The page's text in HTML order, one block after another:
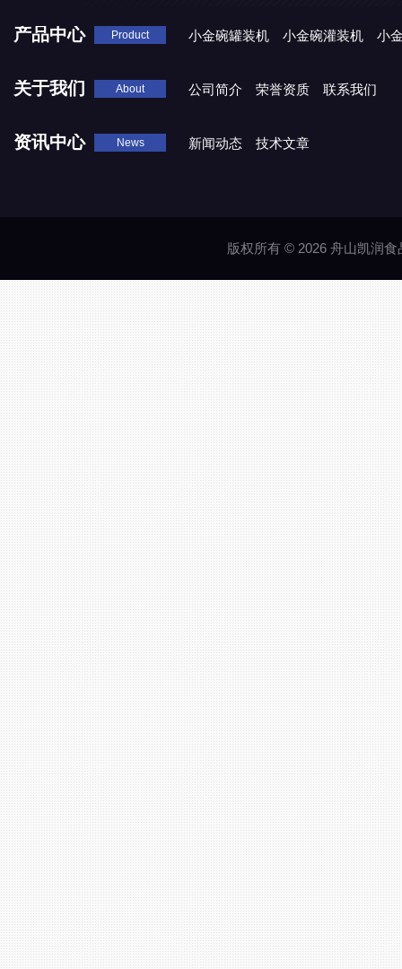
产品中心 Product 小金碗罐装机 小金碗灌装机 小
关于我们 About 公司简介 荣誉资质 联系我们
资讯中心 News 新闻动态 技术文章
版权所有 © 2026 舟山凯润